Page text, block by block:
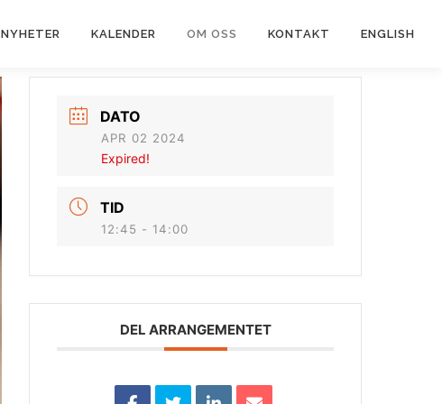
NYHETER KALENDER OM OSS KONTAKT ENGLISH
DATO
APR 02 2024
Expired!
TID
12:45 - 14:00
DEL ARRANGEMENTET